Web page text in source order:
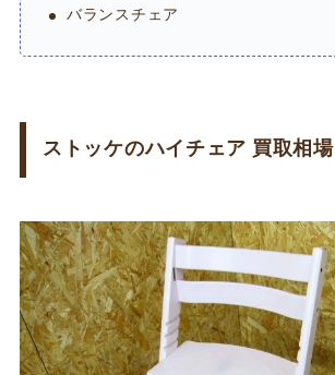
バランスチェア
ストッケのハイチェア 買取相場